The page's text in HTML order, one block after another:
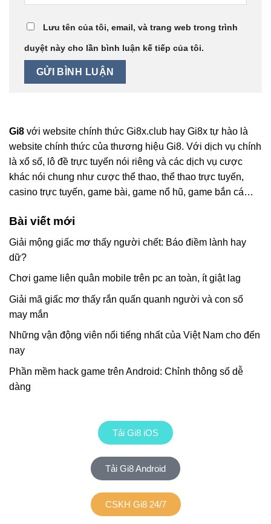
Lưu tên của tôi, email, và trang web trong trình
duyệt này cho lần bình luận kế tiếp của tôi.
Gi8 với website chính thức Gi8x.club hay Gi8x tự hào là
website chính thức của thương hiệu Gi8. Với dịch vụ chính
là xổ số, lô đề trực tuyến nói riêng và các dịch vụ cược
khác nói chung như cược thể thao, thể thao trực tuyến,
casino trực tuyến, game bài, game nổ hũ, game bắn cá…
Bài viết mới
Giải mộng giấc mơ thấy người chết: Báo điềm lành hay
dữ?
Chơi game liên quân mobile trên pc an toàn, ít giật lag
Giải mã giấc mơ thấy rắn quấn quanh người và con số
may mắn
Những vận động viên nổi tiếng nhất của Việt Nam cho đến
nay
Phần mềm hack game trên Android: Chỉnh thông số dễ
dàng
Tải Gi8 iOS
Tải Gi8 Android
CSKH Gi8 24/7